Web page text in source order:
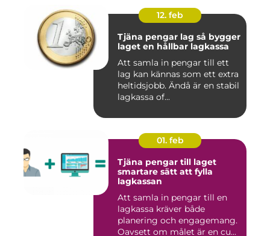
12. feb
Tjäna pengar lag så bygger
laget en hållbar lagkassa
Att samla in pengar till ett
lag kan kännas som ett extra
heltidsjobb. Ändå är en stabil
lagkassa of...
01. feb
Tjäna pengar till laget
smartare sätt att fylla
lagkassan
Att samla in pengar till en
lagkassa kräver både
planering och engagemang.
Oavsett om målet är en cu...